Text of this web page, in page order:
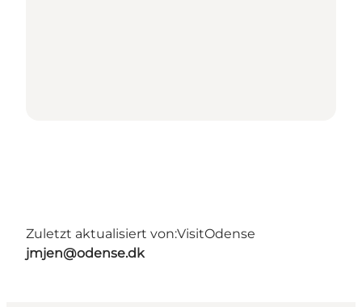
Zuletzt aktualisiert von:VisitOdense
jmjen@odense.dk